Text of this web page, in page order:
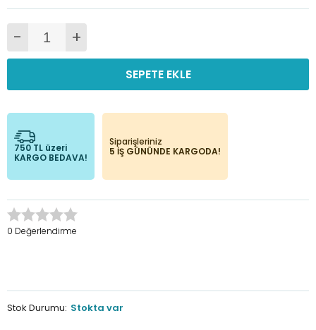
- +
SEPETE EKLE
750 TL üzeri
KARGO BEDAVA!
Siparişleriniz
5 İŞ GÜNÜNDE KARGODA!
0 Değerlendirme
Stok Durumu: Stokta var